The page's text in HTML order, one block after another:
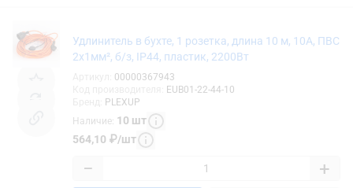
Удлинитель в бухте, 1 розетка, длина 10 м, 10А, ПВС
2х1мм², б/з, IP44, пластик, 2200Вт
00000367943
EUB01-22-44-10
PLEXUP
Наличие: 10 шт
564,10 ₽/шт
− +